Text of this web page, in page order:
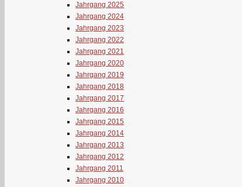
Jahrgang 2025
Jahrgang 2024
Jahrgang 2023
Jahrgang 2022
Jahrgang 2021
Jahrgang 2020
Jahrgang 2019
Jahrgang 2018
Jahrgang 2017
Jahrgang 2016
Jahrgang 2015
Jahrgang 2014
Jahrgang 2013
Jahrgang 2012
Jahrgang 2011
Jahrgang 2010